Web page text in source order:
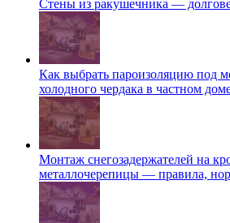
Стены из ракушечника —
Как выбрать пароизоляцию под
холодного чердака в частном
Монтаж снегозадержателей на
металлочерепицы — правила,